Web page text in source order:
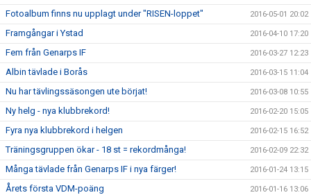
Fotoalbum finns nu upplagt under "RISEN-loppet" 2016-05-01 20:02
Framgångar i Ystad 2016-04-10 17:20
Fem från Genarps IF 2016-03-27 12:23
Albin tävlade i Borås 2016-03-15 11:04
Nu har tävlingssäsongen ute börjat! 2016-03-08 10:55
Ny helg - nya klubbrekord! 2016-02-20 15:05
Fyra nya klubbrekord i helgen 2016-02-15 16:52
Träningsgruppen ökar - 18 st = rekordmånga! 2016-02-09 22:32
Många tävlade från Genarps IF i nya färger! 2016-01-24 13:15
Årets första VDM-poäng 2016-01-16 13:06